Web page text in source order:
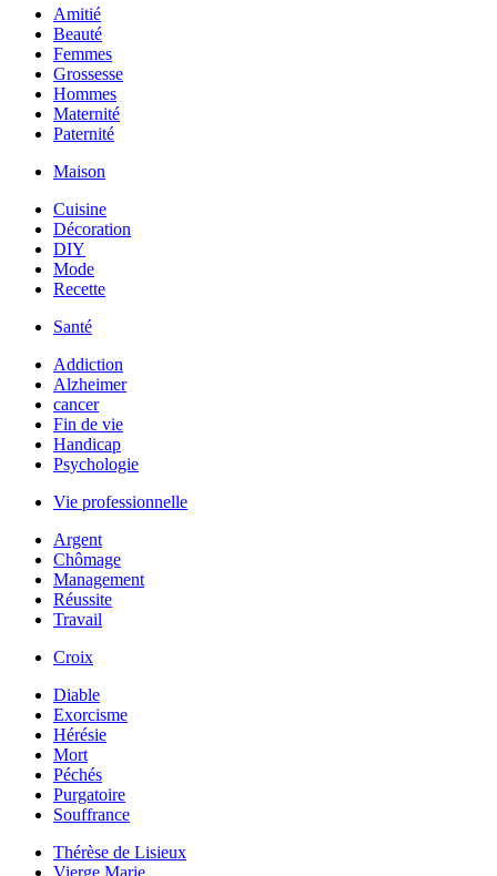
Amitié
Beauté
Femmes
Grossesse
Hommes
Maternité
Paternité
Maison
Cuisine
Décoration
DIY
Mode
Recette
Santé
Addiction
Alzheimer
cancer
Fin de vie
Handicap
Psychologie
Vie professionnelle
Argent
Chômage
Management
Réussite
Travail
Croix
Diable
Exorcisme
Hérésie
Mort
Péchés
Purgatoire
Souffrance
Thérèse de Lisieux
Vierge Marie